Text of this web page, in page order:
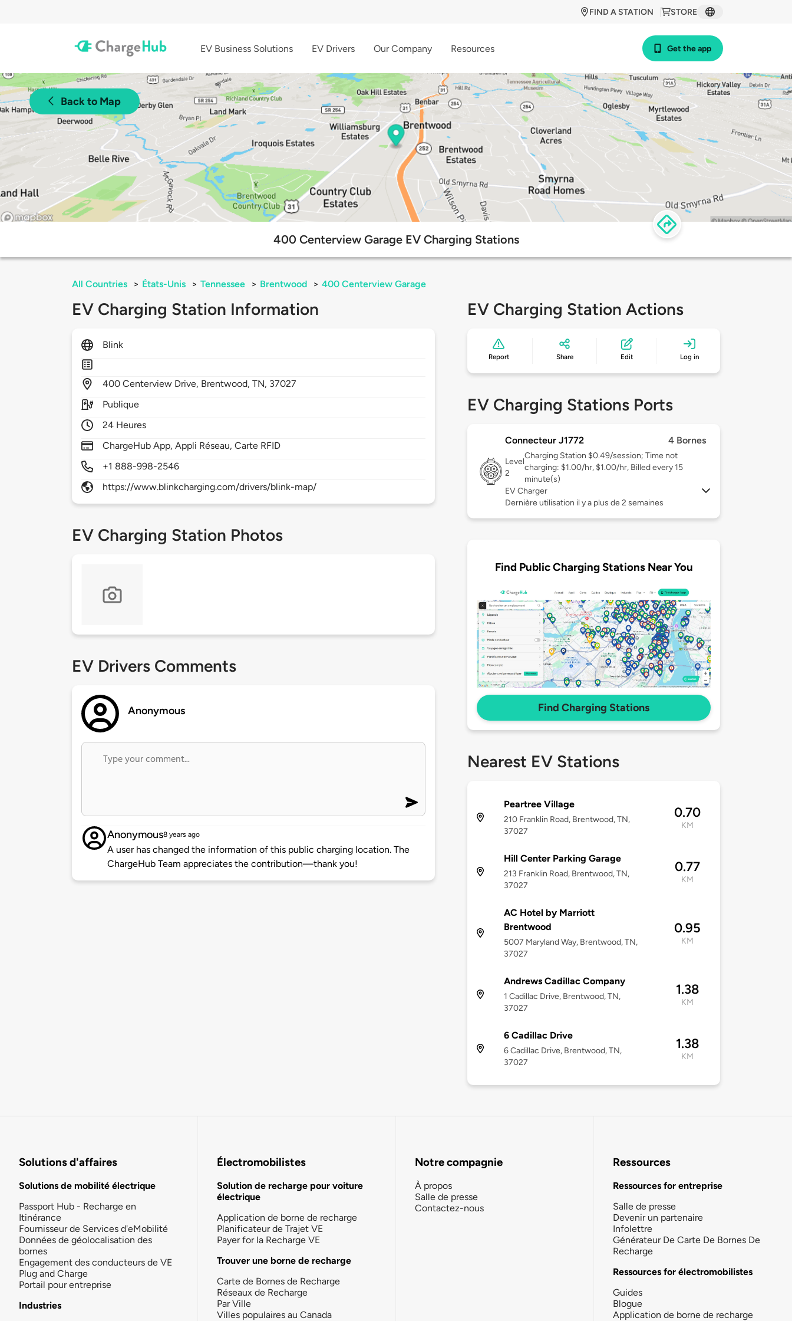
STORE
FIND A STATION
EV Business Solutions EV Drivers Our Company Resources Get the app
Back to Map
400 Centerview Garage EV Charging Stations
All Countries > États-Unis > Tennessee > Brentwood > 400 Centerview Garage
EV Charging Station Information
Blink
400Centerview Drive, Brentwood,TN, 37027
Publique
24 Heures
ChargeHub App, Appli Réseau, Carte RFID
+1 888-998-2546
https://www.blinkcharging.com/drivers/blink-map/
EV Charging Station Photos
EV Drivers Comments
Anonymous
Anonymous8 years ago
A user has changed the information of this public charging location. The
ChargeHub Team appreciates the contribution—thank you!
EV Charging Station Actions
Report Share Edit Log in
EV Charging Stations Ports
Connecteur J1772 4 Bornes
Level
2
Charging Station $0.49/session; Time not
charging: $1.00/hr, $1.00/hr, Billed every 15
minute(s)
EV Charger
Dernière utilisation il y a plus de 2 semaines
Find Public Charging Stations Near You
Find Charging Stations
Nearest EV Stations
Peartree Village
210 Franklin Road, Brentwood, TN,
37027
0.70
KM
Hill Center Parking Garage
213 Franklin Road, Brentwood, TN,
37027
0.77
KM
AC Hotel by Marriott
Brentwood
5007 Maryland Way, Brentwood, TN,
37027
0.95
KM
Andrews Cadillac Company
1 Cadillac Drive, Brentwood, TN,
37027
1.38
KM
6 Cadillac Drive
6 Cadillac Drive, Brentwood, TN,
37027
1.38
KM
Solutions d'affaires
Solutions de mobilité électrique
Passport Hub - Recharge en
Itinérance
Fournisseur de Services d'eMobilité
Données de géolocalisation des
bornes
Engagement des conducteurs de VE
Plug and Charge
Portail pour entreprise
Industries
Électromobilistes
Solution de recharge pour voiture
électrique
Application de borne de recharge
Planificateur de Trajet VE
Payer for la Recharge VE
Trouver une borne de recharge
Carte de Bornes de Recharge
Réseaux de Recharge
Par Ville
Villes populaires au Canada
Notre compagnie
À propos
Salle de presse
Contactez-nous
Ressources
Ressources for entreprise
Salle de presse
Devenir un partenaire
Infolettre
Générateur De Carte De Bornes De
Recharge
Ressources for électromobilistes
Guides
Blogue
Application de borne de recharge